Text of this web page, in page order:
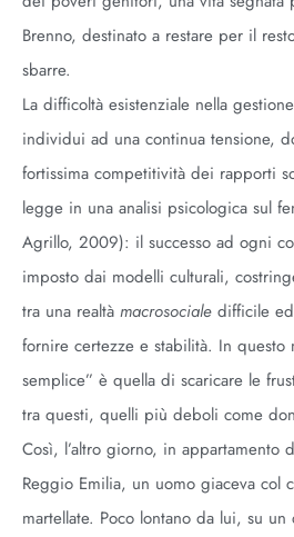
Brenno, destinato a restare per il
sbarre.
La difficoltà esistenziale nella
individui ad una continua tensione,
fortissima competitività dei rapporti
legge in una analisi psicologica sul
Agrillo, 2009): il successo ad ogni
imposto dai modelli culturali,
tra una realtà macrosociale difficile
fornire certezze e stabilità. In questo
semplice” è quella di scaricare le
tra questi, quelli più deboli come
Così, l’altro giorno, in appartamento
Reggio Emilia, un uomo giaceva col
martellate. Poco lontano da lui, su